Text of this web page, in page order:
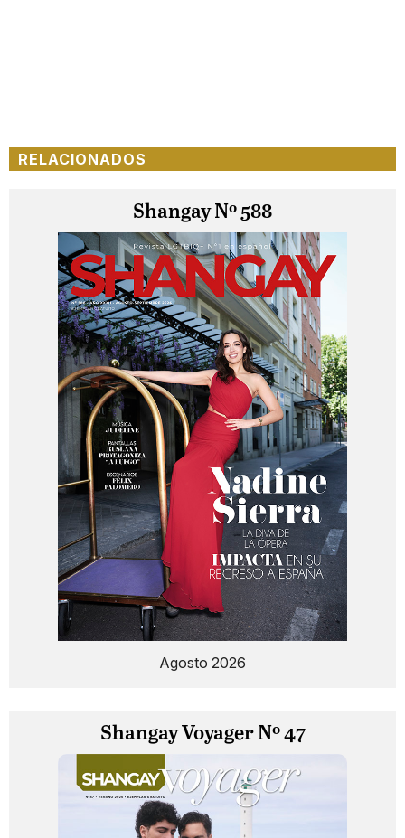
RELACIONADOS
Shangay Nº 588
Agosto 2026
Shangay Voyager Nº 47